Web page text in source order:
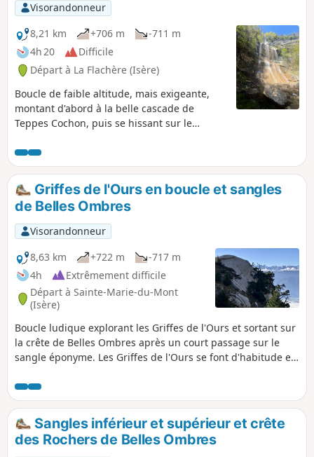
Visorandonneur
8,21 km
+706 m
-711 m
4h 20
Difficile
Départ à La Flachère (Isère)
Boucle de faible altitude, mais exigeante,
montant d'abord à la belle cascade de
Teppes Cochon, puis se hissant sur le
bien tracé de Pierre-Plate, avant de
traverser, à flanc de coteau, vers les Prés,
puis de redescendre sur le Grésivaudan, par
le délicat Pas du Facteur.
Griffes de l'Ours en boucle et sangles
de Belles Ombres
Visorandonneur
8,63 km
+722 m
-717 m
4h
Extrêmement difficile
Départ à Sainte-Marie-du-Mont
(Isère)
Boucle ludique explorant les Griffes de l'Ours et sortant sur
la crête de Belles Ombres après un court passage sur le
sangle éponyme. Les Griffes de l'Ours se font d'habitude en
remonter sur la crête via quelques passages rocheux et
ainsi d'admirer les Griffes de l'Ours sous tous les angles.
Sangles inférieur et supérieur et crête
des Rochers de Belles Ombres